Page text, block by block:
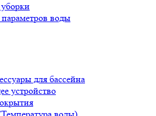
воды
для бассейна
устройство